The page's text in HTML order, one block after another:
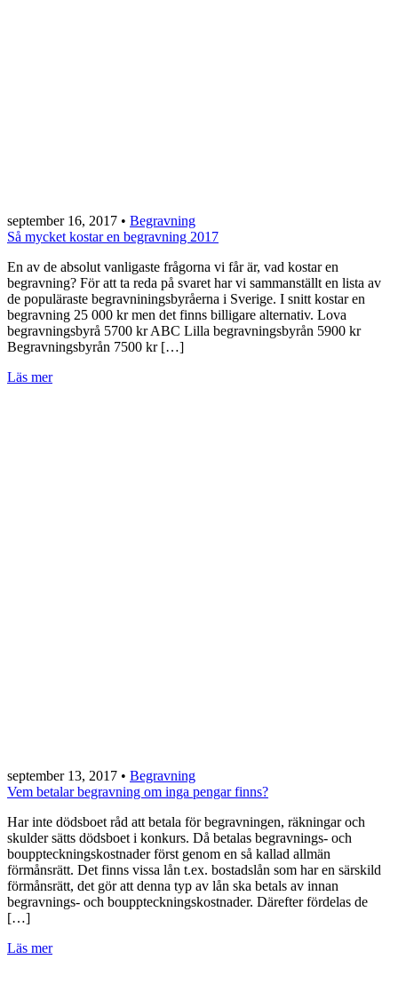
september 16, 2017 • Begravning
Så mycket kostar en begravning 2017
En av de absolut vanligaste frågorna vi får är, vad kostar en
begravning? För att ta reda på svaret har vi sammanställt en lista av
de populäraste begravniningsbyråerna i Sverige. I snitt kostar en
begravning 25 000 kr men det finns billigare alternativ. Lova
begravningsbyrå 5700 kr ABC Lilla begravningsbyrån 5900 kr
Begravningsbyrån 7500 kr […]
Läs mer
september 13, 2017 • Begravning
Vem betalar begravning om inga pengar finns?
Har inte dödsboet råd att betala för begravningen, räkningar och
skulder sätts dödsboet i konkurs. Då betalas begravnings- och
bouppteckningskostnader först genom en så kallad allmän
förmånsrätt. Det finns vissa lån t.ex. bostadslån som har en särskild
förmånsrätt, det gör att denna typ av lån ska betals av innan
begravnings- och bouppteckningskostnader. Därefter fördelas de
[…]
Läs mer